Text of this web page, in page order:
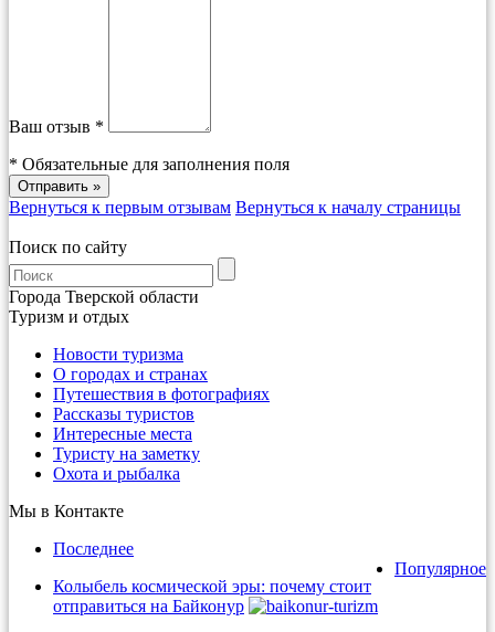
Ваш отзыв *
* Обязательные для заполнения поля
Вернуться к первым отзывам Вернуться к началу страницы
Поиск по сайту
Города Тверской области
Туризм и отдых
Новости туризма
О городах и странах
Путешествия в фотографиях
Рассказы туристов
Интересные места
Туристу на заметку
Охота и рыбалка
Мы в Контакте
Последнее
Популярное
Колыбель космической эры: почему стоит
отправиться на Байконур